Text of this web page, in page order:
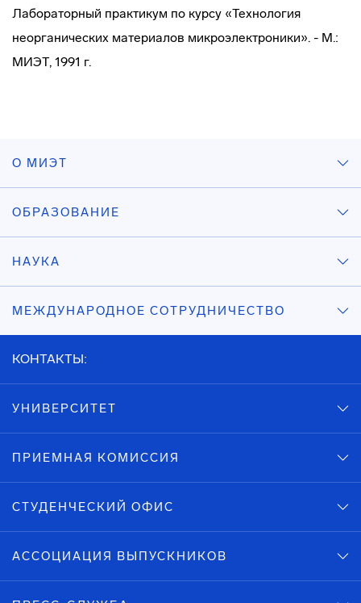
Лабораторный практикум по курсу «Технология
неорганических материалов микроэлектроники». - М.:
МИЭТ, 1991 г.
О МИЭТ
ОБРАЗОВАНИЕ
НАУКА
МЕЖДУНАРОДНОЕ СОТРУДНИЧЕСТВО
КОНТАКТЫ:
УНИВЕРСИТЕТ
ПРИЕМНАЯ КОМИССИЯ
СТУДЕНЧЕСКИЙ ОФИС
АССОЦИАЦИЯ ВЫПУСКНИКОВ